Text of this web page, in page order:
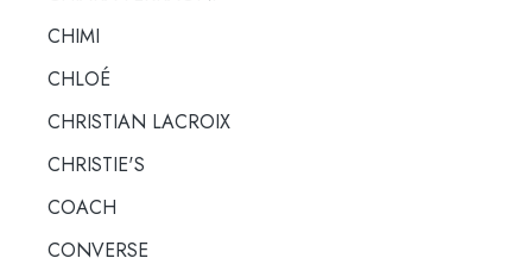
CHIMI
CHLOÉ
CHRISTIAN LACROIX
CHRISTIE'S
COACH
CONVERSE